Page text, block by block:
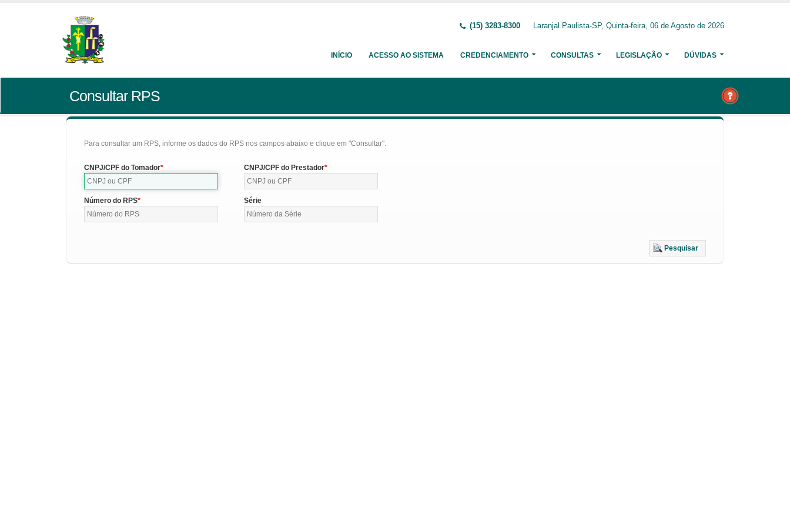
(15) 3283-8300 Laranjal Paulista-SP, Quinta-feira, 06 de Agosto de 2026
INÍCIO ACESSO AO SISTEMA CREDENCIAMENTO CONSULTAS LEGISLAÇÃO DÚVIDAS
Consultar RPS
Para consultar um RPS, informe os dados do RPS nos campos abaixo e clique em "Consultar".
CNPJ/CPF do Tomador CNPJ/CPF do Prestador
Número do RPS Série
Pesquisar